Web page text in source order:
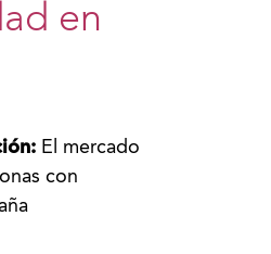
en
El mercado
con